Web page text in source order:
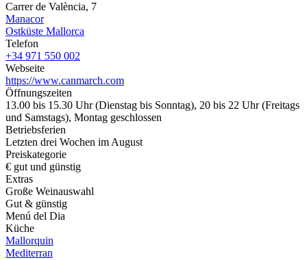
Carrer de València, 7
Manacor
Ostküste Mallorca
Telefon
+34 971 550 002
Webseite
https://www.canmarch.com
Öffnungszeiten
13.00 bis 15.30 Uhr (Dienstag bis Sonntag), 20 bis 22 Uhr (Freitags
und Samstags), Montag geschlossen
Betriebsferien
Letzten drei Wochen im August
Preiskategorie
€ gut und günstig
Extras
Große Weinauswahl
Gut & günstig
Menú del Dia
Küche
Mallorquin
Mediterran